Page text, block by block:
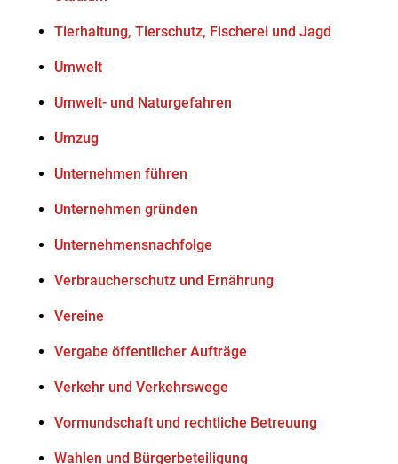
Tierhaltung, Tierschutz, Fischerei und Jagd
Umwelt
Umwelt- und Naturgefahren
Umzug
Unternehmen führen
Unternehmen gründen
Unternehmensnachfolge
Verbraucherschutz und Ernährung
Vereine
Vergabe öffentlicher Aufträge
Verkehr und Verkehrswege
Vormundschaft und rechtliche Betreuung
Wahlen und Bürgerbeteiligung